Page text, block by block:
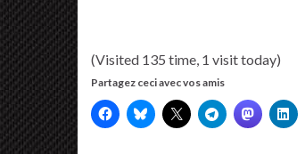
(Visited 135 time, 1 visit today)
Partagez ceci avec vos amis